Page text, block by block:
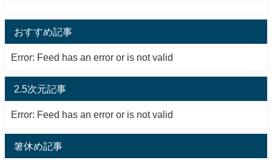
おすすめ記事
Error: Feed has an error or is not valid
2.5次元記事
Error: Feed has an error or is not valid
箸休め記事